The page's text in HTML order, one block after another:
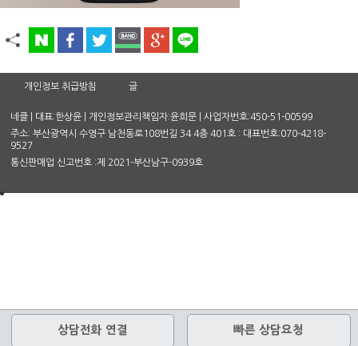
개인정보 취급방침 글
네클 | 대표:한상윤 | 개인정보관리책임자:윤희문 | 사업자번호:450-51-00599
주소: 부산광역시 수영구 남천동로108번길 34 4층 401호 : 대표번호:070-4218-
9527
통신판매업 신고번호 :제 2021-부산남구-0939호
상담전화 연결 빠른 상담요청